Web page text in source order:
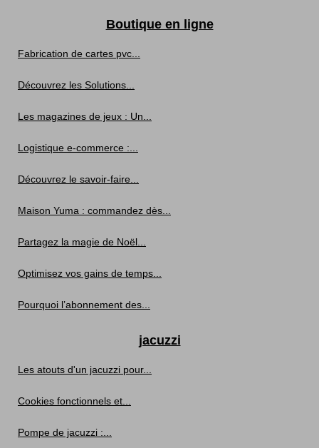
Boutique en ligne
Fabrication de cartes pvc...
Découvrez les Solutions...
Les magazines de jeux : Un...
Logistique e-commerce :...
Découvrez le savoir-faire...
Maison Yuma : commandez dès...
Partagez la magie de Noël...
Optimisez vos gains de temps...
Pourquoi l’abonnement des...
jacuzzi
Les atouts d'un jacuzzi pour...
Cookies fonctionnels et...
Pompe de jacuzzi :...